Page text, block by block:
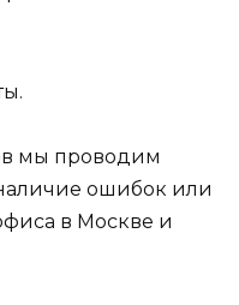
мы проводим
ошибок или
в Москве и